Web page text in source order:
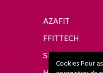
AZAFIT
FFITTECH
SDHE
Cookies Pour